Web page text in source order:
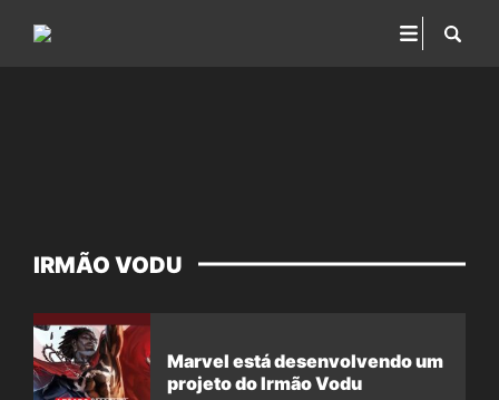
IRMÃO VODU
Marvel está desenvolvendo um
projeto do Irmão Vodu